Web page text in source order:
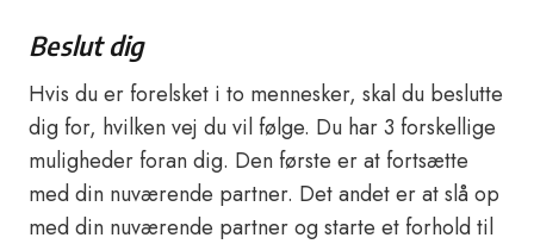
Beslut dig
Hvis du er forelsket i to mennesker, skal du beslutte
dig for, hvilken vej du vil følge. Du har 3 forskellige
muligheder foran dig. Den første er at fortsætte
med din nuværende partner. Det andet er at slå op
med din nuværende partner og starte et forhold til